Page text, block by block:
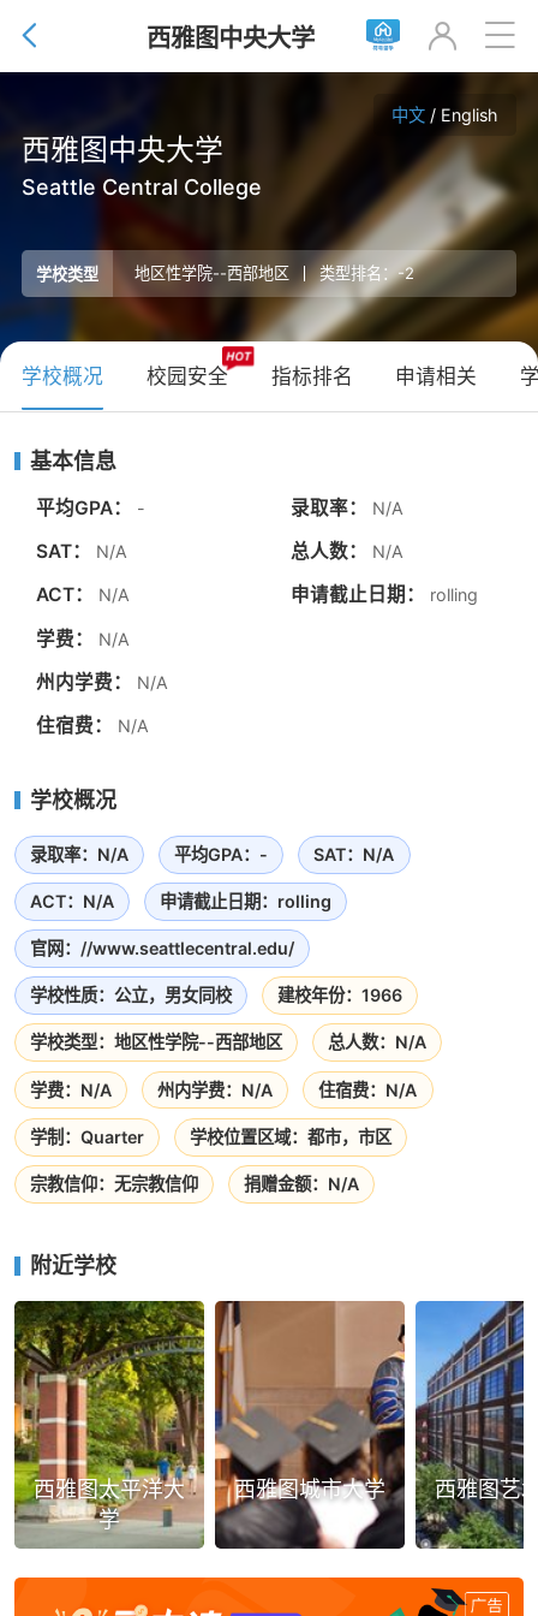
 西雅图中央大学  
中文 / English
西雅图中央大学
Seattle Central College
学校类型 地区性学院--西部地区 类型排名：-2
学校概况 校园安全 指标排名 申请相关
基本信息
平均GPA： -
SAT： N/A
ACT： N/A
学费： N/A
州内学费： N/A
住宿费： N/A
录取率： N/A
总人数： N/A
申请截止日期： rolling
学校概况
录取率：N/A 平均GPA：- SAT：N/A
ACT：N/A 申请截止日期：rolling
官网：//www.seattlecentral.edu/
学校性质：公立，男女同校 建校年份：1966
学校类型：地区性学院--西部地区 总人数：N/A
学费：N/A 州内学费：N/A 住宿费：N/A
学制：Quarter 学校位置区域：都市，市区
宗教信仰：无宗教信仰 捐赠金额：N/A
附近学校
西雅图太平洋大
学
西雅图城市大学 西雅图艺